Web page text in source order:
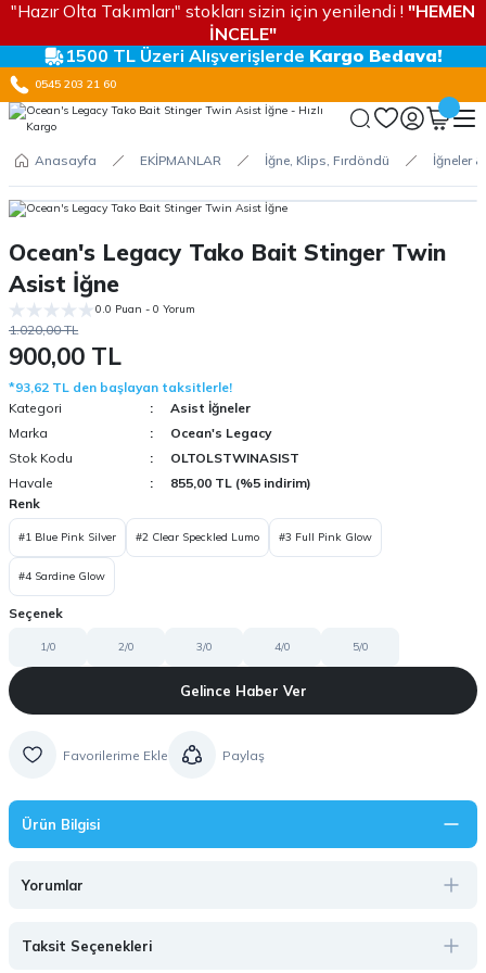
"Hazır Olta Takımları" stokları sizin için yenilendi ! "HEMEN
İNCELE"
1500 TL Üzeri Alışverişlerde Kargo Bedava!
0545 203 21 60
Anasayfa EKİPMANLAR İğne, Klips, Fırdöndü İğneler
Ocean's Legacy Tako Bait Stinger Twin
Asist İğne
0.0 Puan - 0 Yorum
1.020,00 TL
900,00 TL
*93,62 TL den başlayan taksitlerle!
Kategori
Asist İğneler
Marka
Ocean's Legacy
Stok Kodu
OLTOLSTWINASIST
Havale
855,00 TL (%5 indirim)
Renk
#1 Blue Pink Silver #2 Clear Speckled Lumo #3 Full Pink Glow
#4 Sardine Glow
Seçenek
1/0 2/0 3/0 4/0 5/0
Gelince Haber Ver
Paylaş
Ürün Bilgisi
Yorumlar
Taksit Seçenekleri